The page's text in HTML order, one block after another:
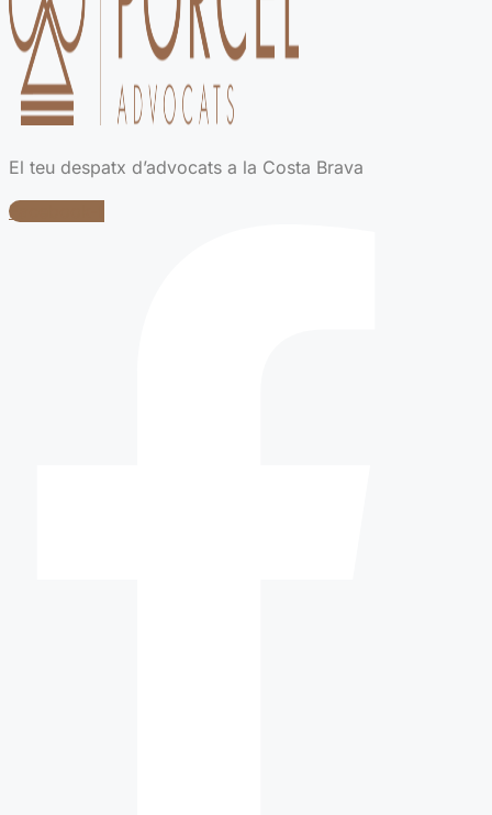
El teu despatx d’advocats a la Costa Brava
Facebook-f